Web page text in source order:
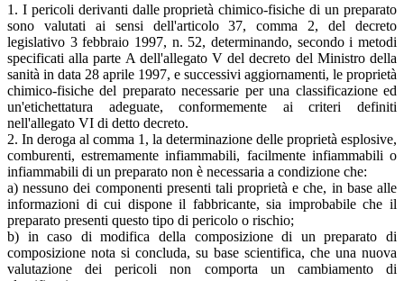
1. I pericoli derivanti dalle proprietà chimico-fisiche di un preparato
sono valutati ai sensi dell'articolo 37, comma 2, del decreto
legislativo 3 febbraio 1997, n. 52, determinando, secondo i metodi
specificati alla parte A dell'allegato V del decreto del Ministro della
sanità in data 28 aprile 1997, e successivi aggiornamenti, le proprietà
chimico-fisiche del preparato necessarie per una classificazione ed
un'etichettatura adeguate, conformemente ai criteri definiti
nell'allegato VI di detto decreto.
2. In deroga al comma 1, la determinazione delle proprietà esplosive,
comburenti, estremamente infiammabili, facilmente infiammabili o
infiammabili di un preparato non è necessaria a condizione che:
a) nessuno dei componenti presenti tali proprietà e che, in base alle
informazioni di cui dispone il fabbricante, sia improbabile che il
preparato presenti questo tipo di pericolo o rischio;
b) in caso di modifica della composizione di un preparato di
composizione nota si concluda, su base scientifica, che una nuova
valutazione dei pericoli non comporta un cambiamento di